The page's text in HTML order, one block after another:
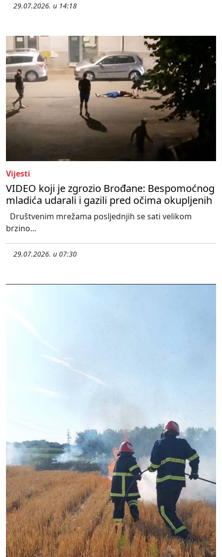
29.07.2026. u 14:18
Vijesti
VIDEO koji je zgrozio Brođane: Bespomoćnog
mladića udarali i gazili pred očima okupljenih
Društvenim mrežama posljednjih se sati velikom
brzino...
29.07.2026. u 07:30